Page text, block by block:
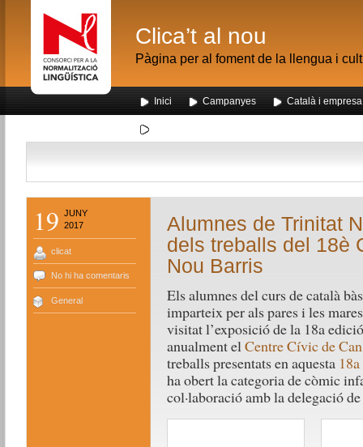
Clica’t al nou
Pàgina per al foment de la llengua i
Inici Campanyes Català i empresa
19 JUNY
2017
clicat
No hi ha comentaris
General
Alumnes de Trinitat
dels treballs del 18è
Nou Barris
Els alumnes del curs de català
imparteix per als pares i les
visitat l’exposició de la 18a
anualment elCentre Cívic de
treballs presentats en aquesta
ha obert la categoria de còmic
col·laboració amb la delegació